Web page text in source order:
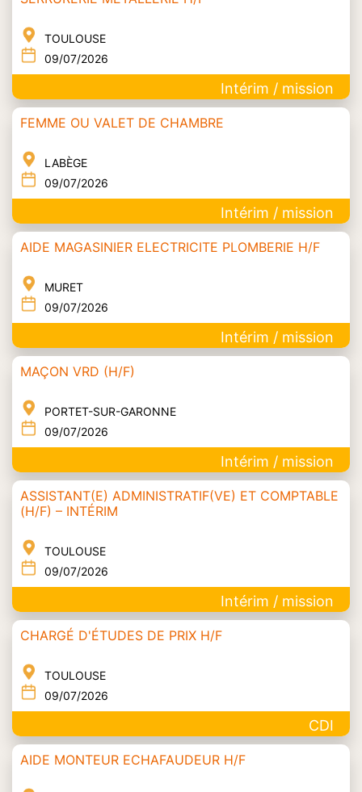
TOULOUSE
09/07/2026
Intérim / mission
FEMME OU VALET DE CHAMBRE
LABÈGE
09/07/2026
Intérim / mission
AIDE MAGASINIER ELECTRICITE PLOMBERIE H/F
MURET
09/07/2026
Intérim / mission
MAÇON VRD (H/F)
PORTET-SUR-GARONNE
09/07/2026
Intérim / mission
ASSISTANT(E) ADMINISTRATIF(VE) ET COMPTABLE
(H/F) – INTÉRIM
TOULOUSE
09/07/2026
Intérim / mission
CHARGÉ D'ÉTUDES DE PRIX H/F
TOULOUSE
09/07/2026
CDI
AIDE MONTEUR ECHAFAUDEUR H/F